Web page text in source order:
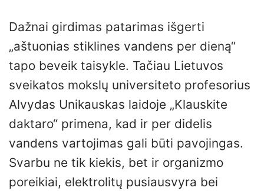
Dažnai girdimas patarimas išgerti
„aštuonias stiklines vandens per dieną“
tapo beveik taisykle. Tačiau Lietuvos
sveikatos mokslų universiteto profesorius
Alvydas Unikauskas laidoje „Klauskite
daktaro“ primena, kad ir per didelis
vandens vartojimas gali būti pavojingas.
Svarbu ne tik kiekis, bet ir organizmo
poreikiai, elektrolitų pusiausvyra bei